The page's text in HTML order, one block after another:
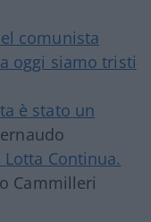
comunista
oggi siamo tristi
è stato un
Continua.
Cammilleri